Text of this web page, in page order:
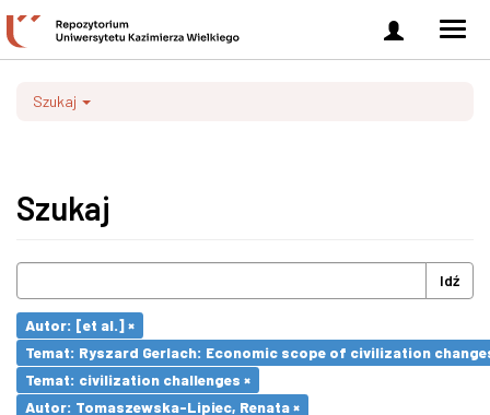
Zaloguj
się
Szukaj
Szukaj
Idź
Autor: [et al.] ×
Temat: Ryszard Gerlach: Economic scope of civilization
Temat: civilization challenges ×
Autor: Tomaszewska-Lipiec, Renata ×